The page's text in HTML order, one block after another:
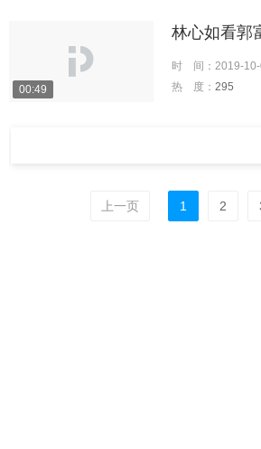
00:49
林心如看郭
时 间： 2019-
热 度： 295
上一页 1 2